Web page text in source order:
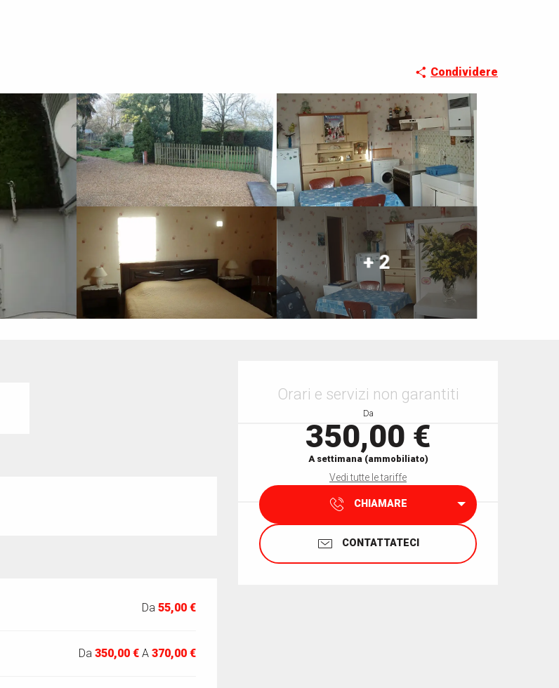
Condividere
+ 2
Orari e servizi non garantiti
Da
350,00 €
A settimana (ammobiliato)
Vedi tutte le tariffe
CHIAMARE
CONTATTATECI
Da55,00 €
Da350,00 € A370,00 €